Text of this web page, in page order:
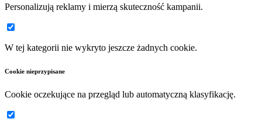
Personalizują reklamy i mierzą skuteczność kampanii.
W tej kategorii nie wykryto jeszcze żadnych cookie.
Cookie nieprzypisane
Cookie oczekujące na przegląd lub automatyczną klasyfikację.